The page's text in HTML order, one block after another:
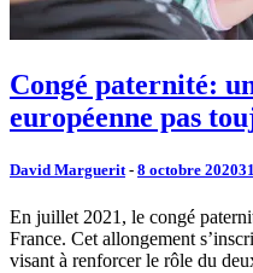
Congé paternité:
européenne pas
David Marguerit - 8 octobre 2020
En juillet 2021, le congé
France. Cet allongement
visant à renforcer le rôle du